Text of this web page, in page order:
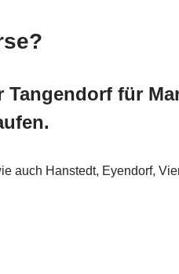
für
auch Hanstedt, Eyendorf,